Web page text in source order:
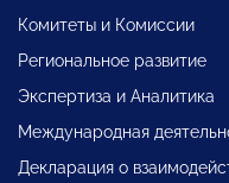
Комитеты и Комиссии
Региональное развитие
Экспертиза и Аналитика
Международная
Декларация о